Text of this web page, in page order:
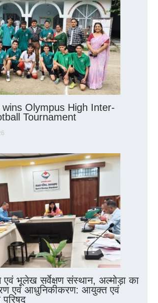
wins Olympus High Inter-
Tournament
एवं भूलेख सर्वेक्षण संस्थान, अल्मोड़ा का
एवं आधुनिकीकरण: आयुक्त एवं